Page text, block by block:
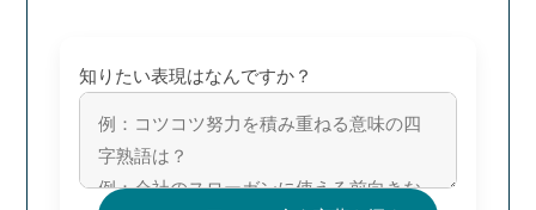
知りたい表現はなんですか？